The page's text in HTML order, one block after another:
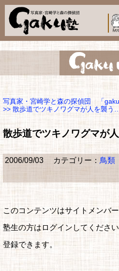
写真家・宮崎学と森の探偵団 「gaku
>> 散歩道でツキノワグマが人を襲
散歩道でツキノワグマが
2006/09/03 カテゴリー： 鳥類
このコンテンツはサイトメンバ
塾生の方はログインしてくださ
登録できます。